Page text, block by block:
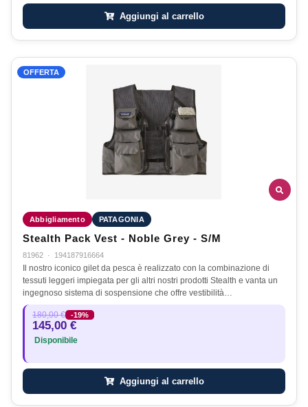
Aggiungi al carrello
OFFERTA
Abbigliamento PATAGONIA
Stealth Pack Vest - Noble Grey - S/M
81962 · 194187916664
Il nostro iconico gilet da pesca è realizzato con la combinazione di
tessuti leggeri impiegata per gli altri nostri prodotti Stealth e vanta un
ingegnoso sistema di sospensione che offre vestibilità…
180,00 € -19%
145,00 €
Disponibile
Aggiungi al carrello